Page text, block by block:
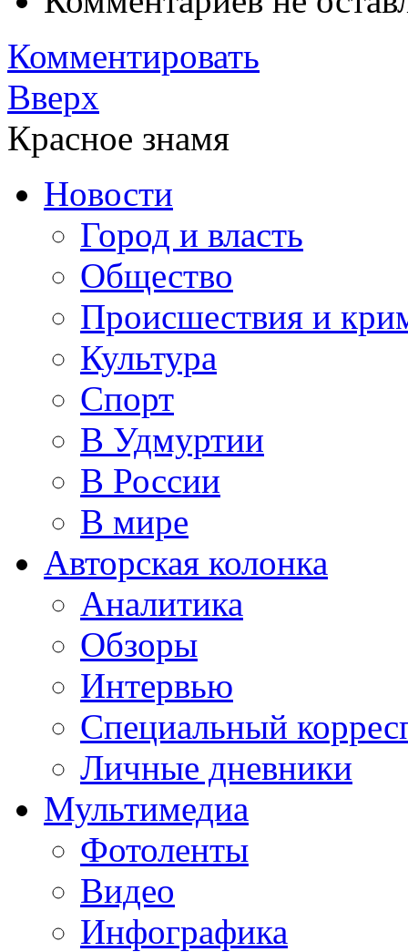
Комментировать
Вверх
Красное знамя
Новости
Город и власть
Общество
Происшествия и
Культура
Спорт
В Удмуртии
В России
В мире
Авторская колонка
Аналитика
Обзоры
Интервью
Специальный
Личные дневники
Мультимедиа
Фотоленты
Видео
Инфографика